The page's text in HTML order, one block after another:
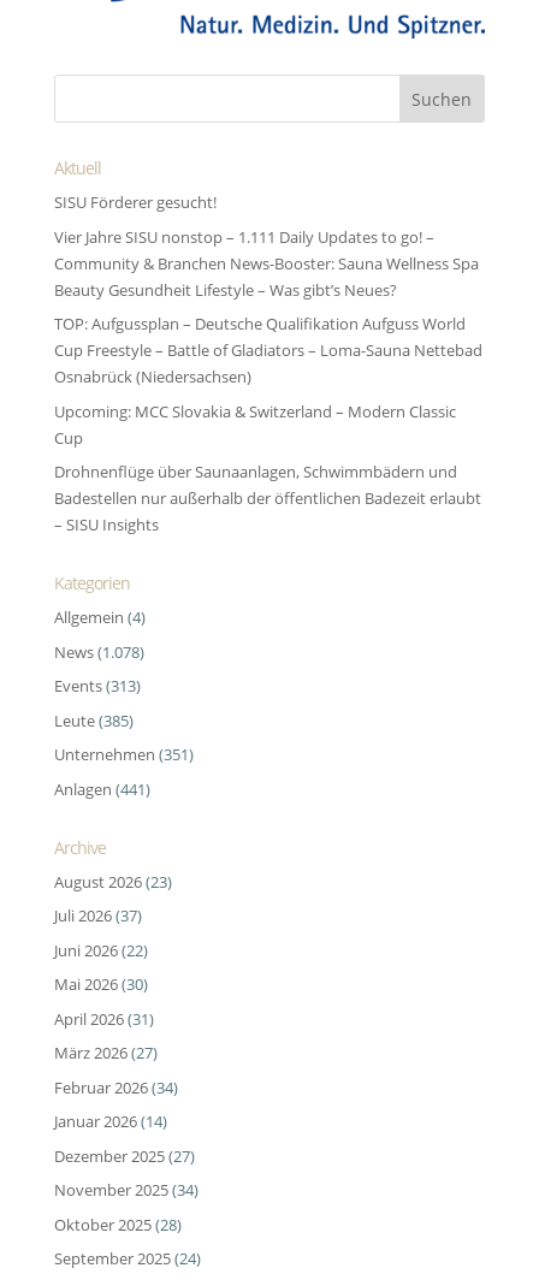
Aktuell
SISU Förderer gesucht!
Vier Jahre SISU nonstop – 1.111 Daily Updates to go! –
Community & Branchen News-Booster: Sauna Wellness Spa
Beauty Gesundheit Lifestyle – Was gibt’s Neues?
TOP: Aufgussplan – Deutsche Qualifikation Aufguss World
Cup Freestyle – Battle of Gladiators – Loma-Sauna Nettebad
Osnabrück (Niedersachsen)
Upcoming: MCC Slovakia & Switzerland – Modern Classic
Cup
Drohnenflüge über Saunaanlagen, Schwimmbädern und
Badestellen nur außerhalb der öffentlichen Badezeit erlaubt
– SISU Insights
Kategorien
Allgemein (4)
News(1.078)
Events(313)
Leute(385)
Unternehmen (351)
Anlagen (441)
Archive
August 2026(23)
Juli 2026(37)
Juni 2026(22)
Mai 2026(30)
April 2026(31)
März 2026(27)
Februar 2026(34)
Januar 2026(14)
Dezember 2025(27)
November 2025(34)
Oktober 2025(28)
September 2025(24)